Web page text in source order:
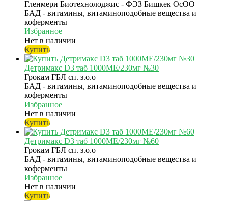
Гленмери Биотехнолоджис - ФЭЗ Бишкек ОсОО
БАД - витамины, витаминоподобные вещества и
коферменты
Избранное
Нет в наличии
Купить
Детримакс D3 таб 1000МЕ/230мг №30
Грокам ГБЛ сп. з.о.о
БАД - витамины, витаминоподобные вещества и
коферменты
Избранное
Нет в наличии
Купить
Детримакс D3 таб 1000МЕ/230мг №60
Грокам ГБЛ сп. з.о.о
БАД - витамины, витаминоподобные вещества и
коферменты
Избранное
Нет в наличии
Купить